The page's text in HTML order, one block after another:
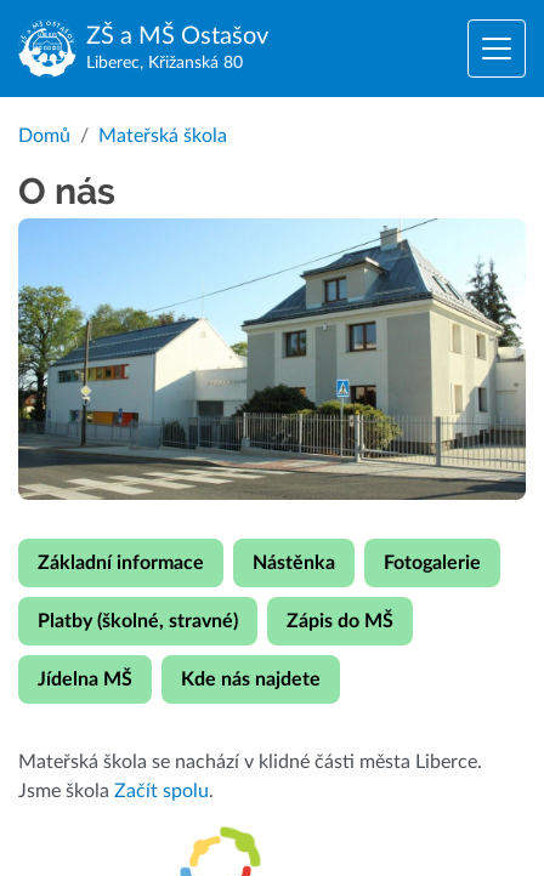
ZŠ a MŠ Ostašov
Liberec, Křižanská 80
Domů Mateřská škola
O nás
Základní informace Nástěnka Fotogalerie
Platby (školné, stravné) Zápis do MŠ
Jídelna MŠ Kde nás najdete
Mateřská škola se nachází v klidné části města Liberce.
Jsme škola Začít spolu.